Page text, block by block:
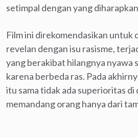
setimpal dengan yang
Film ini direkomendasikan untuk
revelan dengan isu rasisme,
yang berakibat hilangnya nyawa
karena berbeda ras. Pada
itu sama tidak ada superioritas di
memandang orang hanya dari